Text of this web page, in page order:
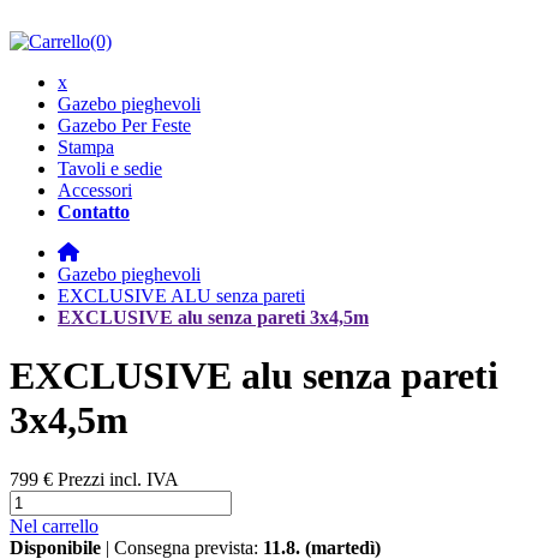
(0)
x
Gazebo pieghevoli
Gazebo Per Feste
Stampa
Tavoli e sedie
Accessori
Contatto
Gazebo pieghevoli
EXCLUSIVE ALU senza pareti
EXCLUSIVE alu senza pareti 3x4,5m
EXCLUSIVE alu senza pareti
3x4,5m
799 € Prezzi incl. IVA
Nel carrello
Disponibile | Consegna prevista: 11.8. (martedì)